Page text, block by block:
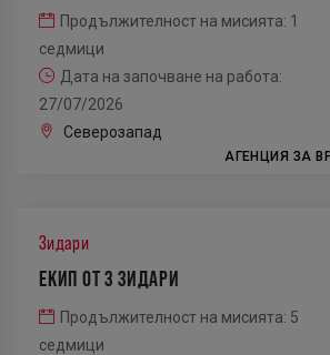
Продължителност на мисията: 1
седмици
Дата на започване на работа:
27/07/2026
Северозапад
АГЕНЦИЯ ЗА
Зидари
ЕКИП ОТ 3 ЗИДАРИ
Продължителност на мисията: 5
седмици